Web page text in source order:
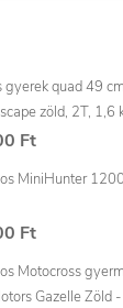
gyerek quad 49
zöld, 2T, 1,6
Ft
MiniHunter
Ft
Motocross
Gazelle Zöld